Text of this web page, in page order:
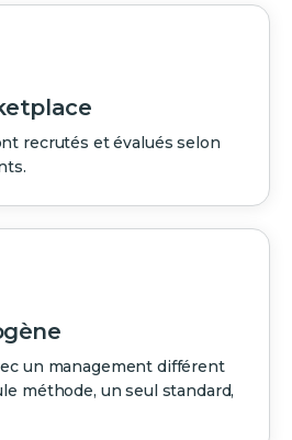
recrutés et évalués selon
un management différent
méthode, un seul standard,